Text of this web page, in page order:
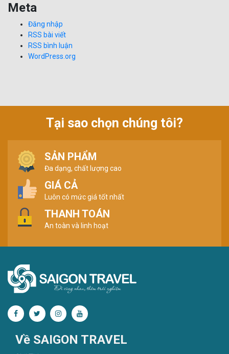
Meta
Đăng nhập
RSS bài viết
RSS bình luận
WordPress.org
Tại sao chọn chúng tôi?
SẢN PHẨM
Đa dạng, chất lượng cao
GIÁ CẢ
Luôn có mức giá tốt nhất
THANH TOÁN
An toàn và linh hoạt
Về SAIGON TRAVEL